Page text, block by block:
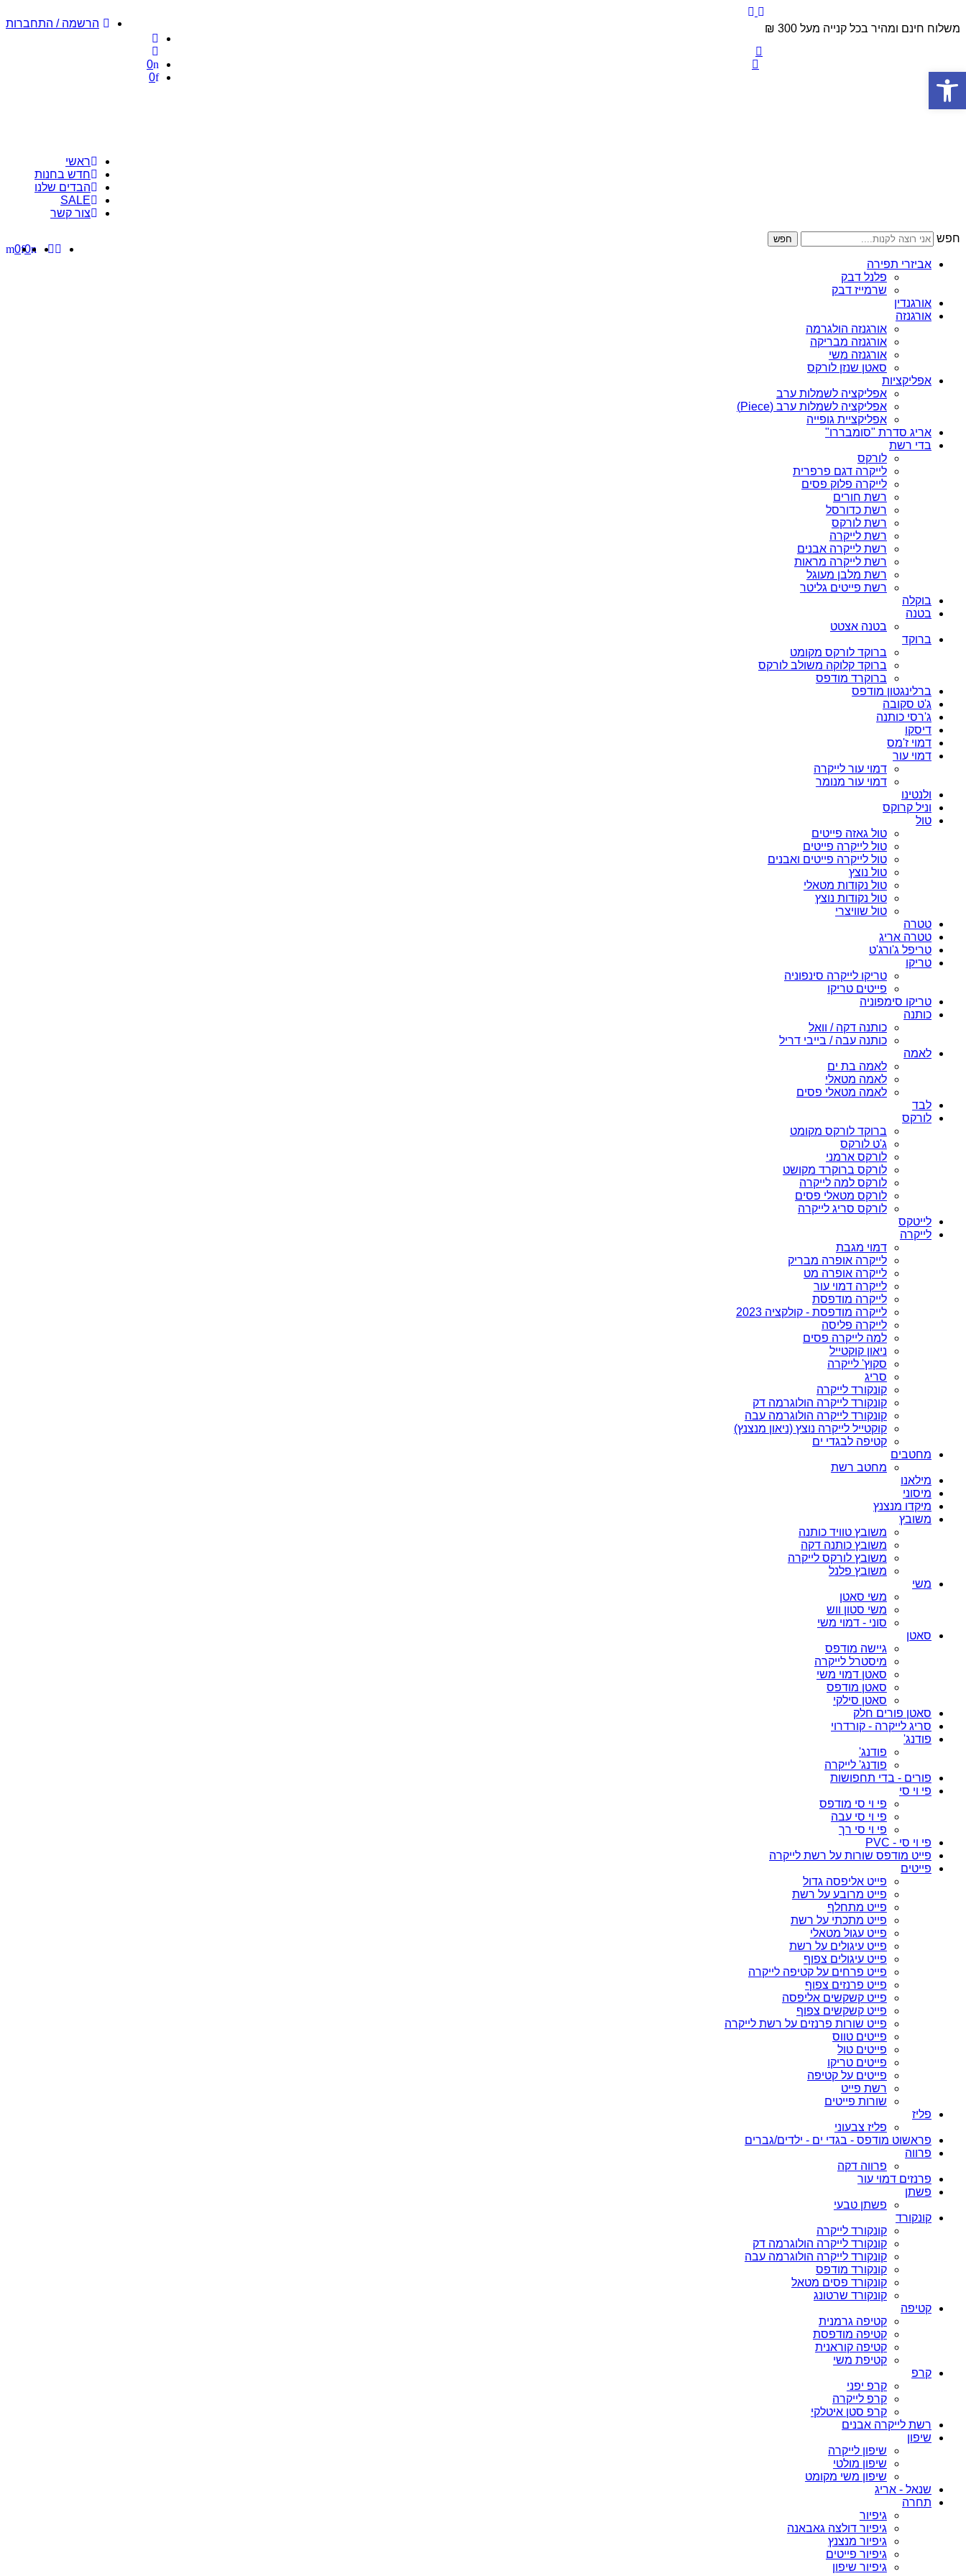
משלוח חינם ומהיר בכל קנייה מעל 300 ₪ הרשמה / התחברות
0
0
ראשי
חדש בחנות
הבדים שלנו
SALE
צור קשר
0
0
חפש חפש
אביזרי תפירה
פלנל דבק
שרמייז דבק
אורגנדין
אורגנזה
אורגנזה הולגרמה
אורגנזה מבריקה
אורגנזה משי
סאטן שנזן לורקס
אפליקציות
אפליקציה לשמלות ערב
אפליקציה לשמלות ערב (Piece)
אפליקציית גופייה
אריג סדרת "סומבררו"
בדי רשת
לורקס
לייקרה דגם פרפרית
לייקרה פלוק פסים
רשת חורים
רשת כדורסל
רשת לורקס
רשת לייקרה
רשת לייקרה אבנים
רשת לייקרה מראות
רשת מלבן מעוגל
רשת פייטים גליטר
בוקלה
בטנה
בטנה אצטט
ברוקד
ברוקד לורקס מקומט
ברוקד קלוקה משולב לורקס
ברוקרד מודפס
ברלינגטון מודפס
ג'ט סקובה
ג'רסי כותנה
דיסקו
דמוי ז'מס
דמוי עור
דמוי עור לייקרה
דמוי עור מנומר
ולנטינו
וניל קרוקס
טול
טול גאזה פייטים
טול לייקרה פייטים
טול לייקרה פייטים ואבנים
טול נוצץ
טול נקודות מטאלי
טול נקודות נוצץ
טול שוויצרי
טטרה
טטרה אריג
טריפל ג'ורג'ט
טריקו
טריקו לייקרה סינפוניה
פייטים טריקו
טריקו סימפוניה
כותנה
כותנה דקה / וואל
כותנה עבה / בייבי דריל
לאמה
לאמה בת ים
לאמה מטאלי
לאמה מטאלי פסים
לבד
לורקס
ברוקד לורקס מקומט
ג'ט לורקס
לורקס ארמני
לורקס ברוקרד מקושט
לורקס למה לייקרה
לורקס מטאלי פסים
לורקס סריג לייקרה
לייטקס
לייקרה
דמוי מגבת
לייקרה אופרה מבריק
לייקרה אופרה מט
לייקרה דמוי עור
לייקרה מודפסת
לייקרה מודפסת - קולקציה 2023
לייקרה פליסה
למה לייקרה פסים
ניאון קוקטייל
סקוץ' לייקרה
סריג
קונקורד לייקרה
קונקורד לייקרה הולוגרמה דק
קונקורד לייקרה הולוגרמה עבה
קוקטייל לייקרה נוצץ (ניאון מנצנץ)
קטיפה לבגדי ים
מחטבים
מחטב רשת
מילאנו
מיסוני
מיקדו מנצנץ
משובץ
משובץ טוויד כותנה
משובץ כותנה דקה
משובץ לורקס לייקרה
משובץ פלנל
משי
משי סאטן
משי סטון ווש
סוני - דמוי משי
סאטן
גיישה מודפס
מיסטרל לייקרה
סאטן דמוי משי
סאטן מודפס
סאטן סילקי
סאטן פורים חלק
סריג לייקרה - קורדרוי
פודנג'
פודנג'
פודנג' לייקרה
פורים - בדי תחפושות
פי וי סי
פי וי סי מודפס
פי וי סי עבה
פי וי סי רך
פי וי סי - PVC
פייט מודפס שורות על רשת לייקרה
פייטים
פייט אליפסה גדול
פייט מרובע על רשת
פייט מתחלף
פייט מתכתי על רשת
פייט עגול מטאלי
פייט עיגולים על רשת
פייט עיגולים צפוף
פייט פרחים על קטיפה לייקרה
פייט פרנזים צפוף
פייט קשקשים אליפסה
פייט קשקשים צפוף
פייט שורות פרנזים על רשת לייקרה
פייטים טווס
פייטים טול
פייטים טריקו
פייטים על קטיפה
רשת פייט
שורות פייטים
פליז
פליז צבעוני
פראשוט מודפס - בגדי ים - ילדים/גברים
פרווה
פרווה דקה
פרנזים דמוי עור
פשתן
פשתן טבעי
קונקורד
קונקורד לייקרה
קונקורד לייקרה הולוגרמה דק
קונקורד לייקרה הולוגרמה עבה
קונקורד מודפס
קונקורד פסים מטאל
קונקורד שרטונג
קטיפה
קטיפה גרמנית
קטיפה מודפסת
קטיפה קוראנית
קטיפת משי
קרפ
קרפ יפני
קרפ לייקרה
קרפ סטן איטלקי
רשת לייקרה אבנים
שיפון
שיפון לייקרה
שיפון מולטי
שיפון משי מקומט
שנאל - אריג
תחרה
גיפיור
גיפיור דולצה גאבאנה
גיפיור מנצנץ
גיפיור פייטים
גיפיור שיפון
פתח סרגל נגישות